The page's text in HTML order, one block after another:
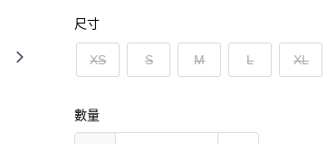
尺寸
XS S M L XL
數量